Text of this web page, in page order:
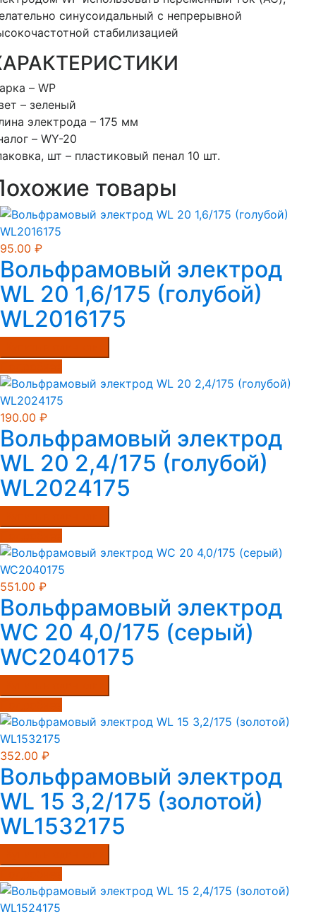
синусоидальный с непрерывной
стабилизацией
– WP
– зеленый
электрода – 175 мм
– WY-20
шт – плаcтиковый пенал 10 шт.
товары
95.00 ₽
Вольфрамовый электрод
WL 20 1,6/175 (голубой)
WL2016175
190.00 ₽
Вольфрамовый электрод
WL 20 2,4/175 (голубой)
WL2024175
551.00 ₽
Вольфрамовый электрод
WС 20 4,0/175 (серый)
WC2040175
352.00 ₽
Вольфрамовый электрод
WL 15 3,2/175 (золотой)
WL1532175